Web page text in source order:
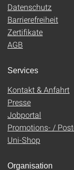
Datenschutz
Barrierefreiheit
Zertifikate
AGB
Services
Kontakt & Anfahrt
Presse
Jobportal
Promotions- /
Uni-Shop
Organisation